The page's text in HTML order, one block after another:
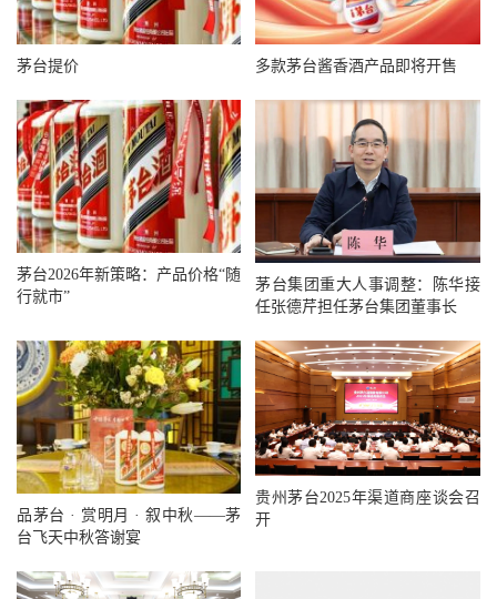
茅台提价 多款茅台酱香酒产品即将开售
茅台2026年新策略：产品价格“随
行就市”
茅台集团重大人事调整：陈华接
任张德芹担任茅台集团董事长
品茅台 · 赏明月 · 叙中秋——茅
台飞天中秋答谢宴
贵州茅台2025年渠道商座谈会召
开